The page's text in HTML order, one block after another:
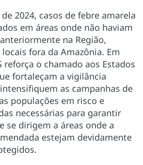
2024, casos de febre amarela
em áreas onde não haviam
na Região,
fora da Amazônia. Em
reforça o chamado aos Estados
fortaleçam a vigilância
as campanhas de
populações em risco e
necessárias para garantir
se dirigem a áreas onde a
estejam devidamente